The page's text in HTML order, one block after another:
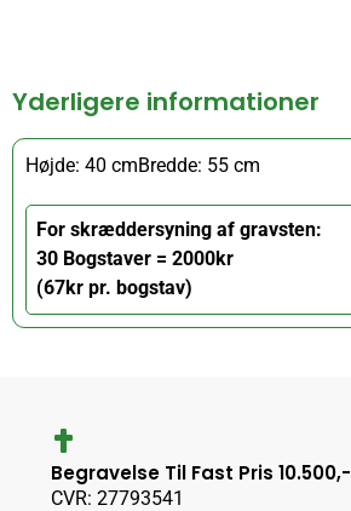
Yderligere informationer
Højde: 40 cmBredde: 55 cm
For skræddersyning af gravsten:
30 Bogstaver = 2000kr
(67kr pr. bogstav)
Begravelse Til Fast Pris 10.500,-
CVR: 27793541